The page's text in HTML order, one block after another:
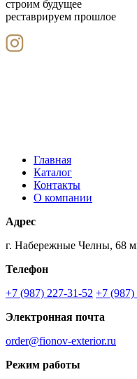
строим будущее
реставрируем прошлое
Главная
Каталог
Контакты
О компании
Адрес
г. Набережные Челны, 68
Телефон
+7 (987) 227-31-52 +7 (987)
Электронная почта
order@fionov-exterior.ru
Режим работы